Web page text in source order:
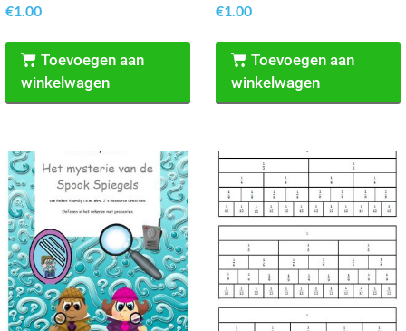
€1.00
Toevoegen aan
winkelwagen
€1.00
Toevoegen aan
winkelwagen